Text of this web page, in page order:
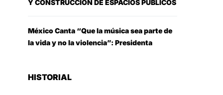
Y CONSTRUCCIÓN DE ESPACIOS PÚBLICOS
México Canta “Que la música sea parte de
la vida y no la violencia”: Presidenta
HISTORIAL